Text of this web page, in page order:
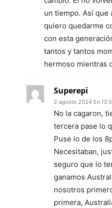
un tiempo. Así que
quiero quedarme
con esta
tantos y tantos
hermoso mientras
Superepi
2 agosto 2024 En
No la cagaron,
tercera pase lo
Puse lo de los
Necesitaban,
seguro que lo
ganamos
nosotros
primera,